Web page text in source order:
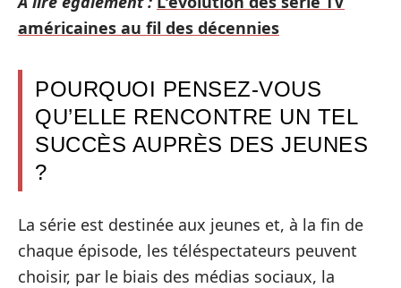
américaines au fil des décennies
POURQUOI PENSEZ-VOUS
QU’ELLE RENCONTRE UN TEL
SUCCÈS AUPRÈS DES JEUNES
?
La série est destinée aux jeunes et, à la fin de
chaque épisode, les téléspectateurs peuvent
choisir, par le biais des médias sociaux, la